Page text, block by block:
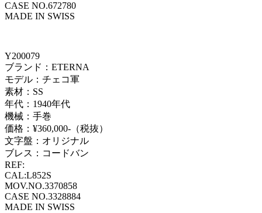
CASE NO.672780
MADE IN SWISS
Y200079
ブランド：ETERNA
モデル：チェコ軍
素材：SS
年代：1940年代
機械：手巻
価格：¥360,000-（税抜）
文字盤：オリジナル
ブレス：コードバン
REF:
CAL:L852S
MOV.NO.3370858
CASE NO.3328884
MADE IN SWISS